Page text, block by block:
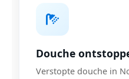
Douche
Verstopte douche in